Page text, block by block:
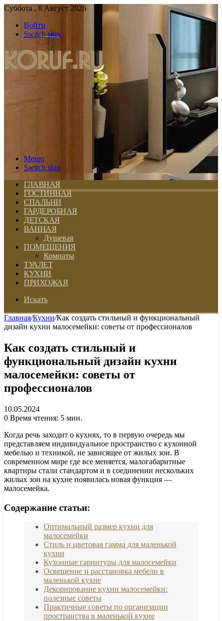
Суббота , 8 Август 2026
Войти
Switch skin
Меню
Switch skin
ГЛАВНАЯ
ГОСТИННАЯ
СПАЛЬНИ
ГАРДЕРОБНАЯ
ДЕТСКАЯ
ВАННАЯ
Душевая
ПОМЕЩЕНИЯ
Комнаты
ТУАЛЕТ
КУХНИ
ПРИХОЖАЯ
Искать
Главная/Кухни/Как создать стильный и функциональный
дизайн кухни малосемейки: советы от профессионалов
Как создать стильный и
функциональный дизайн кухни
малосемейки: советы от
профессионалов
10.05.2024
0 Время чтения: 5 мин.
Когда речь заходит о кухнях, то в первую очередь мы
представляем индивидуальное пространство с кухонной
мебелью и техникой, не зависящее от жилых зон. В
современном мире где все меняется, малогабаритные
квартиры стали стандартом и в соединении нескольких
жилых зон на кухне появилась новая функция —
малосемейка.
Содержание статьи:
Оптимальный размер кухни для
малосемейки
Стиль и цветовая гамма для маленькой
кухни
Кухонные гарнитуры для малосемейки
Освещение и расстановка мебели в
маленькой кухне
Декорирование кухни малосемейки:
полезные советы
Практичные советы по организации
пространства в маленькой кухне